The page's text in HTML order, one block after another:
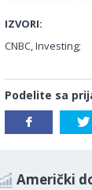
IZVORI:
CNBC, Investing;
Podelite sa
Američki